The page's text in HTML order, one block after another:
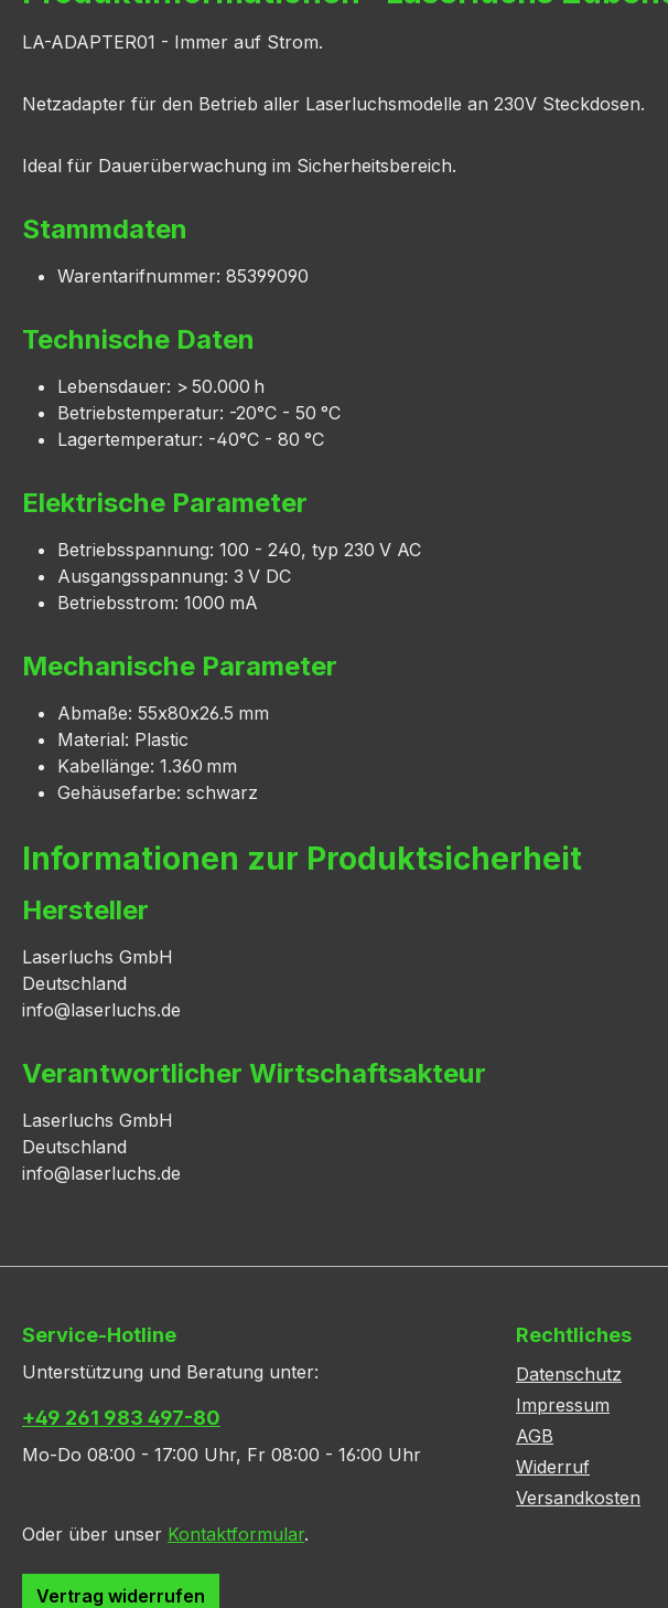
LA-ADAPTER01 - Immer auf Strom.
Netzadapter für den Betrieb aller Laserluchsmodelle an 230V Steckdosen.
Ideal für Dauerüberwachung im Sicherheitsbereich.
Stammdaten
Warentarifnummer: 85399090
Technische Daten
Lebensdauer: > 50.000 h
Betriebstemperatur: -20°C - 50 °C
Lagertemperatur: -40°C - 80 °C
Elektrische Parameter
Betriebsspannung: 100 - 240, typ 230 V AC
Ausgangsspannung: 3 V DC
Betriebsstrom: 1000 mA
Mechanische Parameter
Abmaße: 55x80x26.5 mm
Material: Plastic
Kabellänge: 1.360 mm
Gehäusefarbe: schwarz
Informationen zur Produktsicherheit
Hersteller
Laserluchs GmbH
Deutschland
info@laserluchs.de
Verantwortlicher Wirtschaftsakteur
Laserluchs GmbH
Deutschland
info@laserluchs.de
Service-Hotline
Unterstützung und Beratung unter:
+49 261 983 497-80
Mo-Do 08:00 - 17:00 Uhr, Fr 08:00 - 16:00 Uhr
Oder über unser Kontaktformular.
Vertrag widerrufen
Rechtliches
Datenschutz
Impressum
AGB
Widerruf
Versandkosten